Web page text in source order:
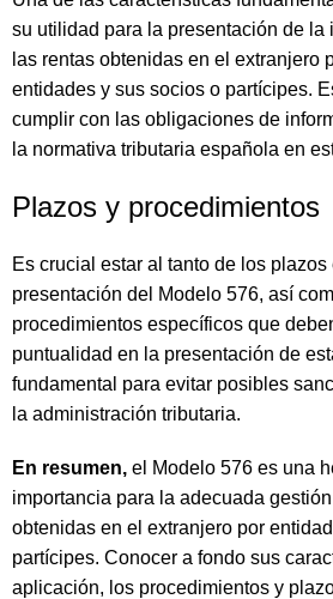
su utilidad para la presentación de la
las rentas obtenidas en el extranjero
entidades y sus socios o partícipes.
cumplir con las obligaciones de
la normativa tributaria española en
Plazos y procedimientos
Es crucial estar al tanto de los
presentación del Modelo 576, así
procedimientos específicos que
puntualidad en la presentación de
fundamental para evitar posibles
la administración tributaria.
En resumen, el Modelo 576 es una
importancia para la adecuada
obtenidas en el extranjero por
partícipes. Conocer a fondo sus
aplicación, los procedimientos y